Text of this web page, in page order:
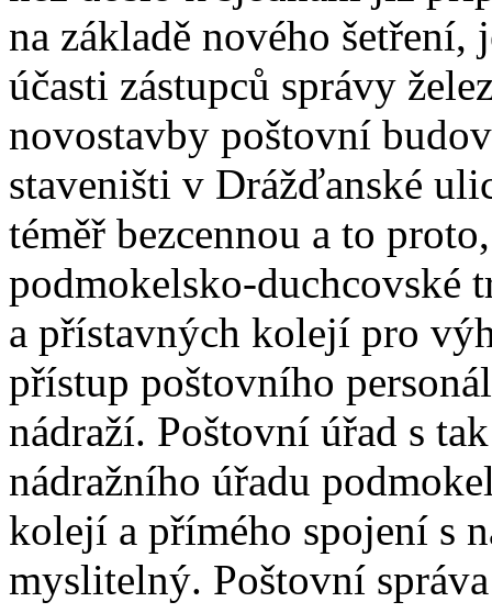
na základě nového šetření,
účasti zástupců správy
novostavby poštovní
staveništi v Drážďanské
téměř bezcennou a to
podmokelsko-duchcovské
a přístavných kolejí pro
přístup poštovního
nádraží. Poštovní úřad s
nádražního úřadu
kolejí a přímého spojení s
myslitelný. Poštovní